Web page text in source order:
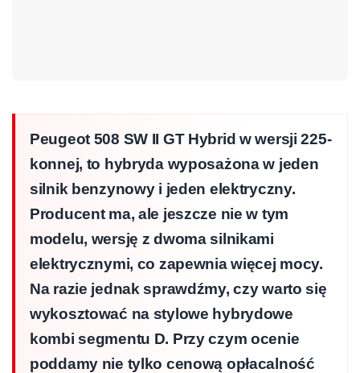
Peugeot 508 SW II GT Hybrid w wersji 225-
konnej, to hybryda wyposażona w jeden
silnik benzynowy i jeden elektryczny.
Producent ma, ale jeszcze nie w tym
modelu, wersję z dwoma silnikami
elektrycznymi, co zapewnia więcej mocy.
Na razie jednak sprawdźmy, czy warto się
wykosztować na stylowe hybrydowe
kombi segmentu D. Przy czym ocenie
poddamy nie tylko cenową opłacalność